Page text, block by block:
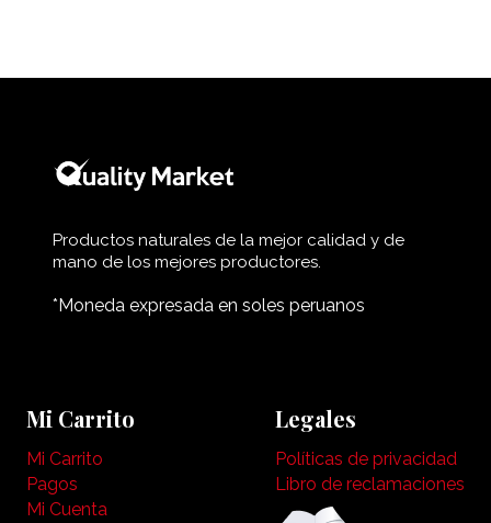
Productos naturales de la mejor calidad y de
mano de los mejores productores.
*Moneda expresada en soles peruanos
Mi Carrito
Mi Carrito
Pagos
Mi Cuenta
Legales
Políticas de privacidad
Libro de reclamaciones